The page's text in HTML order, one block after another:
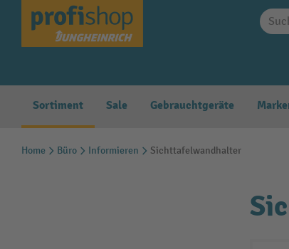
Zur Hauptnavigation springen
Sortiment Sale Gebrauchtgeräte
Home Büro Informieren Sichttafelwandhalter